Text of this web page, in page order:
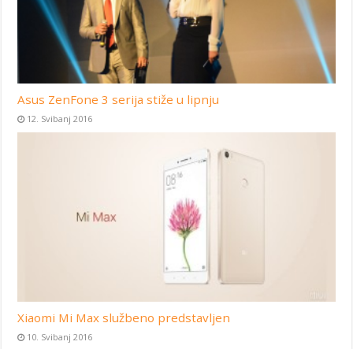
Asus ZenFone 3 serija stiže u lipnju
12. Svibanj 2016
Xiaomi Mi Max službeno predstavljen
10. Svibanj 2016